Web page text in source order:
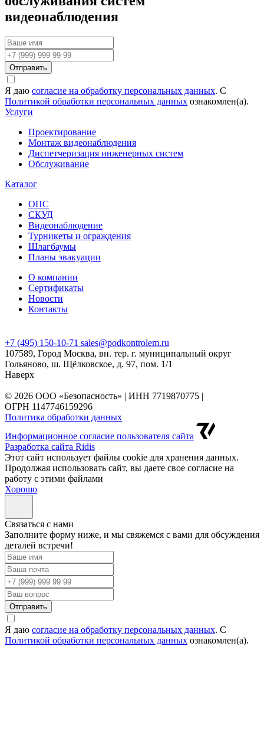
видеонаблюдения
Отправить
Я даю согласие на обработку персональных данных. С
Политикой обработки персональных данных ознакомлен(а).
Услуги
Проектирование
Монтаж видеонаблюдения
Диспетчеризация инженерных систем
Обслуживание
Каталог
ОПС
СКУД
Видеонаблюдение
Турникеты и ограждения
Шлагбаумы
Планы эвакуации
О компании
Сертификаты
Новости
Контакты
+7 (495) 150-10-71 sales@podkontrolem.ru
107589, Город Москва, вн. тер. г. муниципальный округ
Гольяново, ш. Щёлковское, д. 97, пом. 1/1
Наверх
© 2026 ООО «Безопасность» | ИНН 7719870775 |
ОГРН 1147746159296
Политика обработки данных
Информационное согласие пользователя сайта
Разработка сайта Ridis
Этот сайт использует файлы cookie для хранения данных.
Продолжая использовать сайт, вы даете свое согласие на
работу с этими файлами
Хорошо
Cвязаться с нами
Заполните форму ниже, и мы свяжемся с вами для обсуждения
деталей встречи!
Отправить
Я даю согласие на обработку персональных данных. С
Политикой обработки персональных данных ознакомлен(а).